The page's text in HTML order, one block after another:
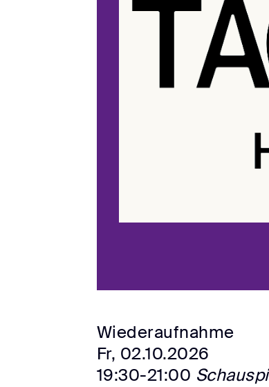
Wiederaufnahme
Fr, 02.10.2026
19:30-21:00